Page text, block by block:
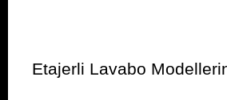
Etajerli Lavabo